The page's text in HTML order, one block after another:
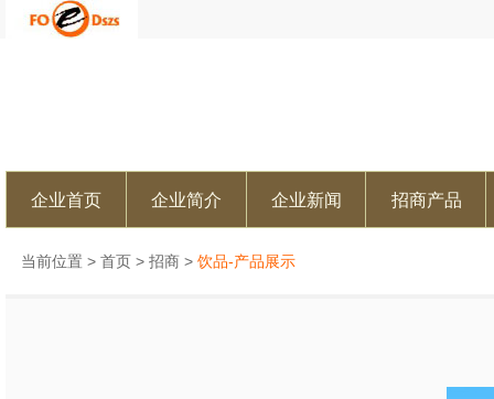
企业首页 企业简介 企业新闻 招商产品
当前位置 > 首页 > 招商 > 饮品-产品展示